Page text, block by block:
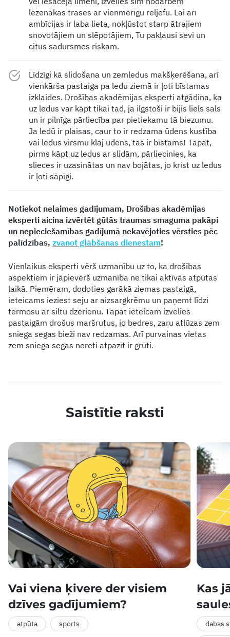
lēzenākas trases ar vienmērīgu reljefu. Lai arī
ambīcijas ir laba lieta, nokļūstot starp ātrajiem
snovotājiem un slēpotājiem, Tu pakļausi sevi un
citus sadursmes riskam.
Līdzīgi kā slidošana un zemledus makšķerēšana, arī
vienkārša pastaiga pa ledu ziemā ir ļoti bīstamas
izklaides. Drošības akadēmijas eksperti atgādina, ka
uz ledus var kāpt tikai tad, ja ilgstoši ir bijis liels sals
un ir pilnīga pārliecība par pietiekamu tā biezumu.
Ja ledū ir plaisas, caur to ir redzama ūdens kustība
vai ledus virsmu klāj ūdens, tas ir bīstams! Tāpat,
pirms kāpt uz ledus ar slidām, pārliecinies, ka
slieces ir uzasinātas un nav bojātas, jo krist uz ledus
ir ļoti sāpīgi.
Notiekot nelaimes gadījumam, Drošības akadēmijas
eksperti aicina izvērtēt gūtās traumas smaguma pakāpi
un nepieciešamības gadījumā nekavējoties vērsties pēc
palīdzības, zvanot glābšanas dienestam!
Vienlaikus eksperti vērš uzmanību uz to, ka drošības
aspektiem ir jāpievērš uzmanība ne tikai aktīvās atpūtas
laikā. Piemēram, dodoties garākā ziemas pastaigā,
ieteicams ieziest seju ar aizsargkrēmu un paņemt līdzi
termosu ar siltu dzērienu. Tāpat ieteicam izvēlies
pastaigām drošus maršrutus, jo bedres, zaru atlūzas zem
sniega segas bieži nav redzamas. Arī purvainas vietas
zem sniega segas nereti atpazīt ir grūti.
Saistītie raksti
Vai viena ķivere der visiem
dzīves gadījumiem?
atpūta sports
Kas
dabas